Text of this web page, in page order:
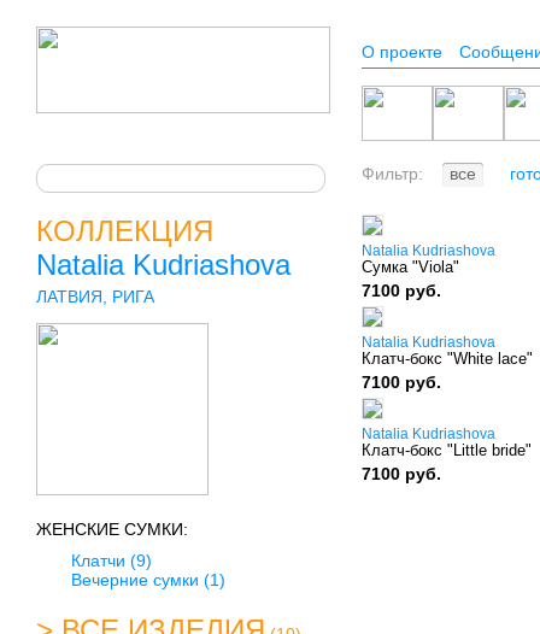
О проекте
КОЛЛЕКЦИЯ
Natalia Kudriashova
ЛАТВИЯ, РИГА
ЖЕНСКИЕ СУМКИ:
Клатчи (9)
Вечерние сумки (1)
Фильтр: все
Natalia Kudriashova
Сумка "Viola"
7100 руб.
Natalia Kudriashova
Клатч-бокс "White lace"
7100 руб.
Natalia Kudriashova
Клатч-бокс "Little bride"
7100 руб.